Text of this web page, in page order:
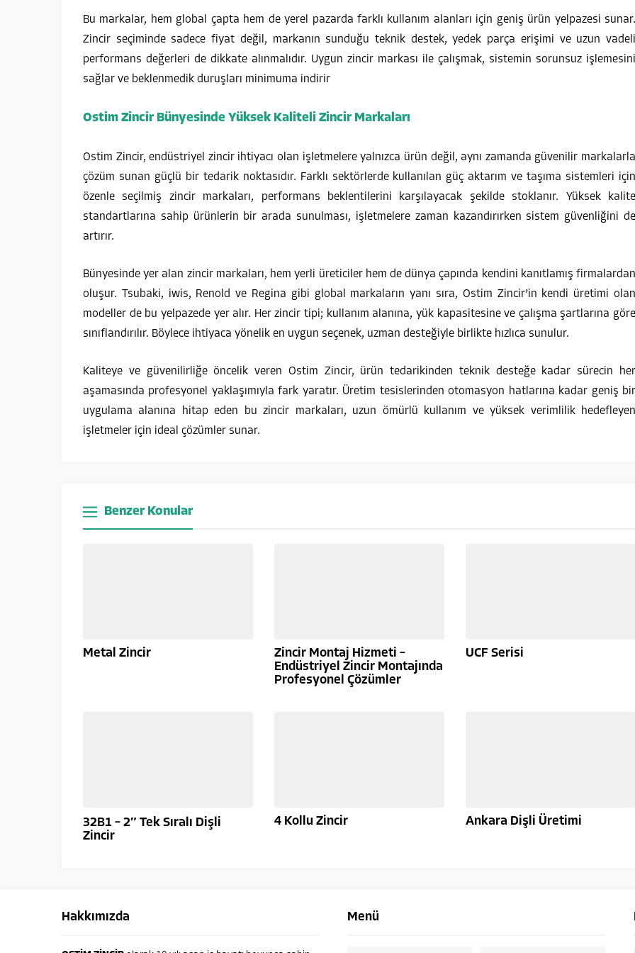
Bu markalar, hem global çapta hem de yerel pazarda farklı kullanım alanları için geniş ürün yelpazesi sunar.
Zincir seçiminde sadece fiyat değil, markanın sunduğu teknik destek, yedek parça erişimi ve uzun vadeli
performans değerleri de dikkate alınmalıdır. Uygun zincir markası ile çalışmak, sistemin sorunsuz işlemesini
sağlar ve beklenmedik duruşları minimuma indirir
Ostim Zincir Bünyesinde Yüksek Kaliteli Zincir Markaları
Ostim Zincir, endüstriyel zincir ihtiyacı olan işletmelere yalnızca ürün değil, aynı zamanda güvenilir markalarla
çözüm sunan güçlü bir tedarik noktasıdır. Farklı sektörlerde kullanılan güç aktarım ve taşıma sistemleri için
özenle seçilmiş zincir markaları, performans beklentilerini karşılayacak şekilde stoklanır. Yüksek kalite
standartlarına sahip ürünlerin bir arada sunulması, işletmelere zaman kazandırırken sistem güvenliğini de
artırır.
Bünyesinde yer alan zincir markaları, hem yerli üreticiler hem de dünya çapında kendini kanıtlamış firmalardan
oluşur. Tsubaki, iwis, Renold ve Regina gibi global markaların yanı sıra, Ostim Zincir’in kendi üretimi olan
modeller de bu yelpazede yer alır. Her zincir tipi; kullanım alanına, yük kapasitesine ve çalışma şartlarına göre
sınıflandırılır. Böylece ihtiyaca yönelik en uygun seçenek, uzman desteğiyle birlikte hızlıca sunulur.
Kaliteye ve güvenilirliğe öncelik veren Ostim Zincir, ürün tedarikinden teknik desteğe kadar sürecin her
aşamasında profesyonel yaklaşımıyla fark yaratır. Üretim tesislerinden otomasyon hatlarına kadar geniş bir
uygulama alanına hitap eden bu zincir markaları, uzun ömürlü kullanım ve yüksek verimlilik hedefleyen
işletmeler için ideal çözümler sunar.
Benzer Konular
Metal Zincir
Zincir Montaj Hizmeti –
Endüstriyel Zincir Montajında
Profesyonel Çözümler
UCF Serisi
32B1 – 2″ Tek Sıralı Dişli
Zincir
4 Kollu Zincir Ankara Dişli Üretimi
Hakkımızda Menü